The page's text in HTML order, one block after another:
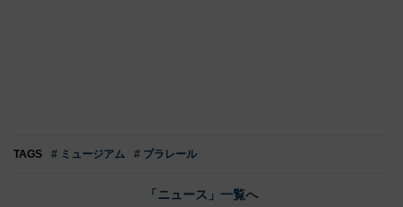
TAGS # ミュージアム # プラレール
「ニュース」一覧へ